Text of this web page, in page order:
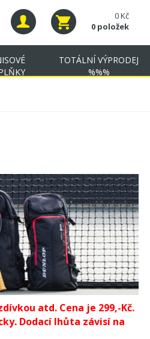
0 Kč
0 položek
TOTÁLNÍ VÝPRODEJ
%%%
atd. Cena je 299,-Kč.
Dodací lhůta závisí na